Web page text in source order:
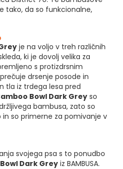
tako, da so funkcionalne,
je na voljo v treh različnih
ki je dovolj velika za
s protizdrsnim
drsenje posode in
tla iz trdega lesa pred
Bowl Dark Grey so
bambusa, zato so
so primerne za pomivanje v
svojega psa s to ponudbo
Dark Grey iz BAMBUSA.